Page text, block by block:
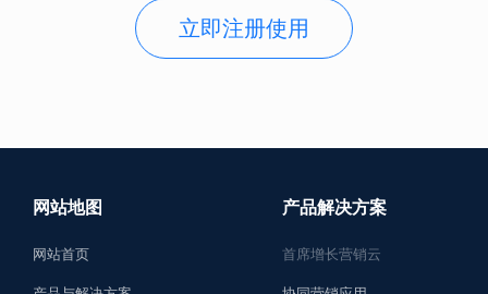
立即注册使用
网站地图
网站首页
产品解决方案
首席增长营销云